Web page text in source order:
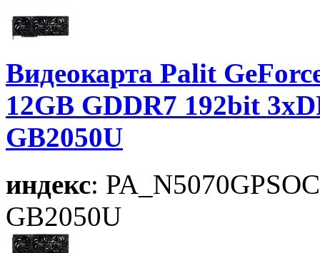
Видеокарта Palit
12GB GDDR7 192bit
GB2050U
индекс:
GB2050U